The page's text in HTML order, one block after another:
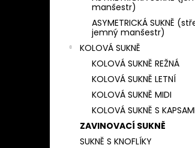
manšestr)
ASYMETRICKÁ SUKNĚ
jemný manšestr)
KOLOVÁ SUKNĚ
KOLOVÁ SUKNĚ REŽNÁ
KOLOVÁ SUKNĚ LETNÍ
KOLOVÁ SUKNĚ MIDI
KOLOVÁ SUKNĚ S KAPSAMI
ZAVINOVACÍ SUKNĚ
SUKNĚ S KNOFLÍKY
ZAVINOVACÍ SUKNĚ TENKÝ
(TMAVĚ MODRÁ)
850 Kč